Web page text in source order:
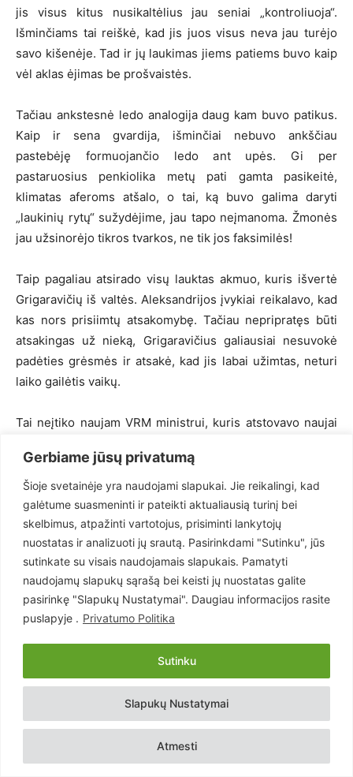
Gerbiame jūsų privatumą
Šioje svetainėje yra naudojami slapukai. Jie reikalingi, kad
galėtume suasmeninti ir pateikti aktualiausią turinį bei
skelbimus, atpažinti vartotojus, prisiminti lankytojų
nuostatas ir analizuoti jų srautą. Pasirinkdami "Sutinku", jūs
sutinkate su visais naudojamais slapukais. Pamatyti
naudojamų slapukų sąrašą bei keisti jų nuostatas galite
pasirinkę "Slapukų Nustatymai". Daugiau informacijos rasite
puslapyje . Privatumo Politika
Slapukų Nustatymai
Atmesti
Sutinku
jis visus kitus nusikaltėlius jau seniai „kontroliuoja“.
Išminčiams tai reiškė, kad jis juos visus neva jau turėjo
savo kišenėje. Tad ir jų laukimas jiems patiems buvo kaip
vėl aklas ėjimas be prošvaistės.
Tačiau ankstesnė ledo analogija daug kam buvo patikus.
Kaip ir sena gvardija, išminčiai nebuvo ankščiau
pastebėję formuojančio ledo ant upės. Gi per
pastaruosius penkiolika metų pati gamta pasikeitė,
klimatas aferoms atšalo, o tai, ką buvo galima daryti
„laukinių rytų“ sužydėjime, jau tapo neįmanoma. Žmonės
jau užsinorėjo tikros tvarkos, ne tik jos faksimilės!
Taip pagaliau atsirado visų lauktas akmuo, kuris išvertė
Grigaravičių iš valtės. Aleksandrijos įvykiai reikalavo, kad
kas nors prisiimtų atsakomybę. Tačiau nepripratęs būti
atsakingas už nieką, Grigaravičius galiausiai nesuvokė
padėties grėsmės ir atsakė, kad jis labai užimtas, neturi
laiko gailėtis vaikų.
Tai neįtiko naujam VRM ministrui, kuris atstovavo naujai
kėdei, šis, pagriebęs Grigaravičių už gerklės ir įspyręs
kulnu į jo pilvą, nutarė kartu nusiridenti nuo kalno, ir taip
pagaliau atplėšti Grigaravičiaus jau įaugusį sukibimą su
generalinio komisaro postu.
Tik bėda, kad mūsų Prezidentas nesugebėjo atskirti to,
kuris laiko principingumą aukščiau už viską, nuo to, kuris
principingumo apskritai nepažįsta. Bet tą reikėjo
numatyti, kadangi Prezidento patarėjai, jau ilgą laiką
tarnavę šiai senai gvardijai, darė viską, kad taip atsitiktų.
Ar pavyks naujam komisarui pakeisti seną tvarką?
Taigi naujajam generaliniam komisarui teko labai sunki
užduotis: jis privalo ištraukti policiją iš šio liūno ir įvesti